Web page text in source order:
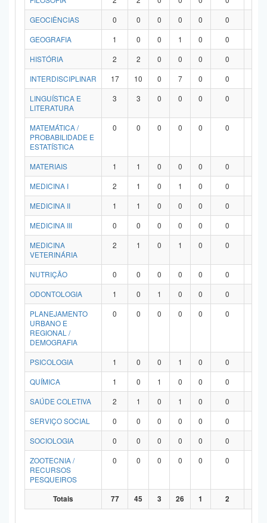
GEOCIÊNCIAS
0 0 0 0 0 0
GEOGRAFIA
1 0 0 1 0 0
HISTÓRIA
2 2 0 0 0 0
INTERDISCIPLINAR
17 10 0 7 0 0
LINGUÍSTICA E
LITERATURA
3 3 0 0 0 0
MATEMÁTICA /
PROBABILIDADE E
ESTATÍSTICA
0 0 0 0 0 0
MATERIAIS 1 1 0 0 0 0
MEDICINA I
2 1 0 1 0 0
MEDICINA II
1 1 0 0 0 0
MEDICINA III
0 0 0 0 0 0
MEDICINA
VETERINÁRIA
2 1 0 1 0 0
NUTRIÇÃO 0 0 0 0 0 0
ODONTOLOGIA
1 0 1 0 0 0
PLANEJAMENTO
URBANO E
REGIONAL /
DEMOGRAFIA
0 0 0 0 0 0
PSICOLOGIA 1 0 0 1 0 0
QUÍMICA
1 0 1 0 0 0
SAÚDE COLETIVA
2 1 0 1 0 0
SERVIÇO SOCIAL
0 0 0 0 0 0
SOCIOLOGIA
0 0 0 0 0 0
ZOOTECNIA /
RECURSOS
PESQUEIROS
0 0 0 0 0 0
Totais 77 45 3 26 1 2